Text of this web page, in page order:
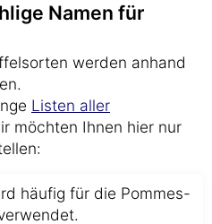
Namen für
werden anhand
Listen aller
möchten Ihnen hier nur
häufig für die Pommes-